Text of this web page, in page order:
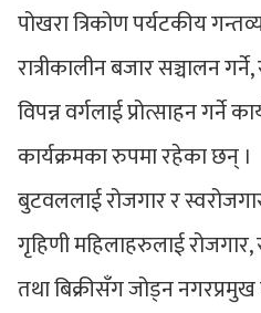
पोखरा त्रिकोण पर्यटकीय
रात्रीकालीन बजार सञ्चालन
विपन्न वर्गलाई प्रोत्साहन गर्ने
कार्यक्रमका रुपमा रहेका छन् ।
बुटवललाई रोजगार र
गृहिणी महिलाहरुलाई
तथा बिक्रीसँग जोड्न